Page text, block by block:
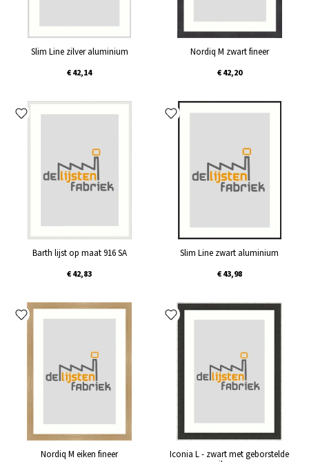
Slim Line zilver aluminium
€ 42,14
Nordiq M zwart fineer
€ 42,20
Barth lijst op maat 916 SA
€ 42,83
Slim Line zwart aluminium
€ 43,98
Nordiq M eiken fineer
Iconia L - zwart met geborstelde